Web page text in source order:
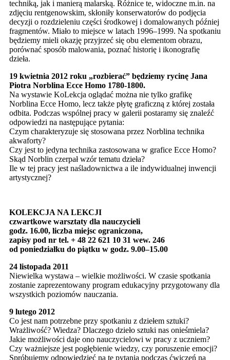
techniką, jak i manierą malarską. Różnice te, widoczne m.in. na
zdjęciu rentgenowskim, skłoniły konserwatorów do podjęcia
decyzji o rozdzieleniu części środkowej i domalowanych później
fragmentów. Miało to miejsce w latach 1996–1999. Na spotkaniu
będziemy mieli okazję przyjrzeć się obu elementom obrazu,
porównać sposób malowania, poznać historię i ikonografię
dzieła.
19 kwietnia 2012 roku „rozbierać” będziemy rycinę Jana
Piotra Norblina Ecce Homo 1780-1800.
Na wystawie KoLekcja oglądać można nie tylko grafikę
Norblina Ecce Homo, lecz także płytę graficzną z której została
odbita. Podczas wspólnej pracy w galerii postaramy się znaleźć
odpowiedzi na następujące pytania:
Czym charakteryzuje się stosowana przez Norblina technika
akwaforty?
Czy jest to jedyna technika zastosowana w grafice Ecce Homo?
Skąd Norblin czerpał wzór tematu dzieła?
Ile w tej pracy jest naśladownictwa a ile indywidualnej inwencji
artystycznej?
KOLEKCJA NA LEKCJI
czwartkowe warsztaty dla nauczycieli
godz. 16.00, liczba miejsc ograniczona,
zapisy pod nr tel. + 48 22 621 10 31 wew. 246
od poniedziałku do piątku w godz. 9.00–15.00
24 listopada 2011
Niewielka wystawa – wielkie możliwości. W czasie spotkania
zostanie zaprezentowany program edukacyjny przygotowany dla
wszystkich poziomów nauczania.
9 lutego 2012
Co jest nam potrzebne przy spotkaniu z dziełem sztuki?
Wrażliwość? Wiedza? Dlaczego dzieło sztuki nas onieśmiela?
Jakie możliwości daje ono nauczycielowi w pracy z uczniem?
Czy ważniejsze jest pogłębienie wiedzy, czy poruszenie emocji?
Spróbujemy odpowiedzieć na te pytania podczas ćwiczeń na